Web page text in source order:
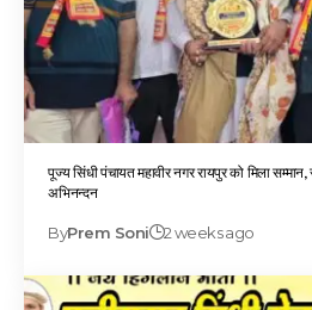
पूज्य सिंधी पंचायत महावीर नगर रायपुर को मिला
अभिनन्दन
ByPrem Soni 2 weeks ago